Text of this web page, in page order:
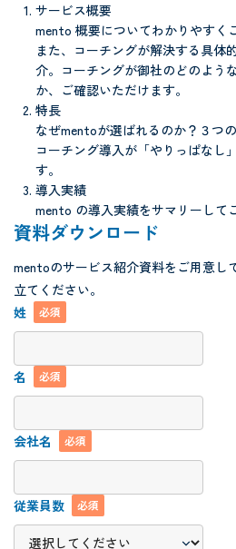
サービス概要
mento 概要についてわかりやすく
また、コーチングが解決する具体
介。コーチングが御社のどのよう
か、ご確認いただけます。
特長
なぜmentoが選ばれるのか？３つ
コーチング導入が「やりっぱなし
す。
導入実績
mento の導入実績をサマリーして
資料ダウンロード
mentoのサービス紹介資料をご用意し
立てください。
姓
必須
名 必須
会社名 必須
従業員数 必須